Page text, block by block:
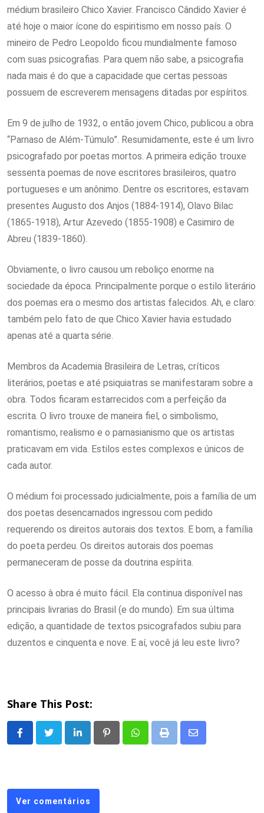
médium brasileiro Chico Xavier. Francisco Cândido Xavier é
até hoje o maior ícone do espiritismo em nosso país. O
mineiro de Pedro Leopoldo ficou mundialmente famoso
com suas psicografias. Para quem não sabe, a psicografia
nada mais é do que a capacidade que certas pessoas
possuem de escreverem mensagens ditadas por espíritos.
Em 9 de julho de 1932, o então jovem Chico, publicou a obra
“Parnaso de Além-Túmulo”. Resumidamente, este é um livro
psicografado por poetas mortos. A primeira edição trouxe
sessenta poemas de nove escritores brasileiros, quatro
portugueses e um anônimo. Dentre os escritores, estavam
presentes Augusto dos Anjos (1884-1914), Olavo Bilac
(1865-1918), Artur Azevedo (1855-1908) e Casimiro de
Abreu (1839-1860).
Obviamente, o livro causou um reboliço enorme na
sociedade da época. Principalmente porque o estilo literário
dos poemas era o mesmo dos artistas falecidos. Ah, e claro:
também pelo fato de que Chico Xavier havia estudado
apenas até a quarta série.
Membros da Academia Brasileira de Letras, críticos
literários, poetas e até psiquiatras se manifestaram sobre a
obra. Todos ficaram estarrecidos com a perfeição da
escrita. O livro trouxe de maneira fiel, o simbolismo,
romantismo, realismo e o parnasianismo que os artistas
praticavam em vida. Estilos estes complexos e únicos de
cada autor.
O médium foi processado judicialmente, pois a família de um
dos poetas desencarnados ingressou com pedido
requerendo os direitos autorais dos textos. E bom, a família
do poeta perdeu. Os direitos autorais dos poemas
permaneceram de posse da doutrina espírita.
O acesso à obra é muito fácil. Ela continua disponível nas
principais livrarias do Brasil (e do mundo). Em sua última
edição, a quantidade de textos psicografados subiu para
duzentos e cinquenta e nove. E aí, você já leu este livro?
Share This Post:
LinkedIn PinterestWhatsappPrint
Share
Ver comentários